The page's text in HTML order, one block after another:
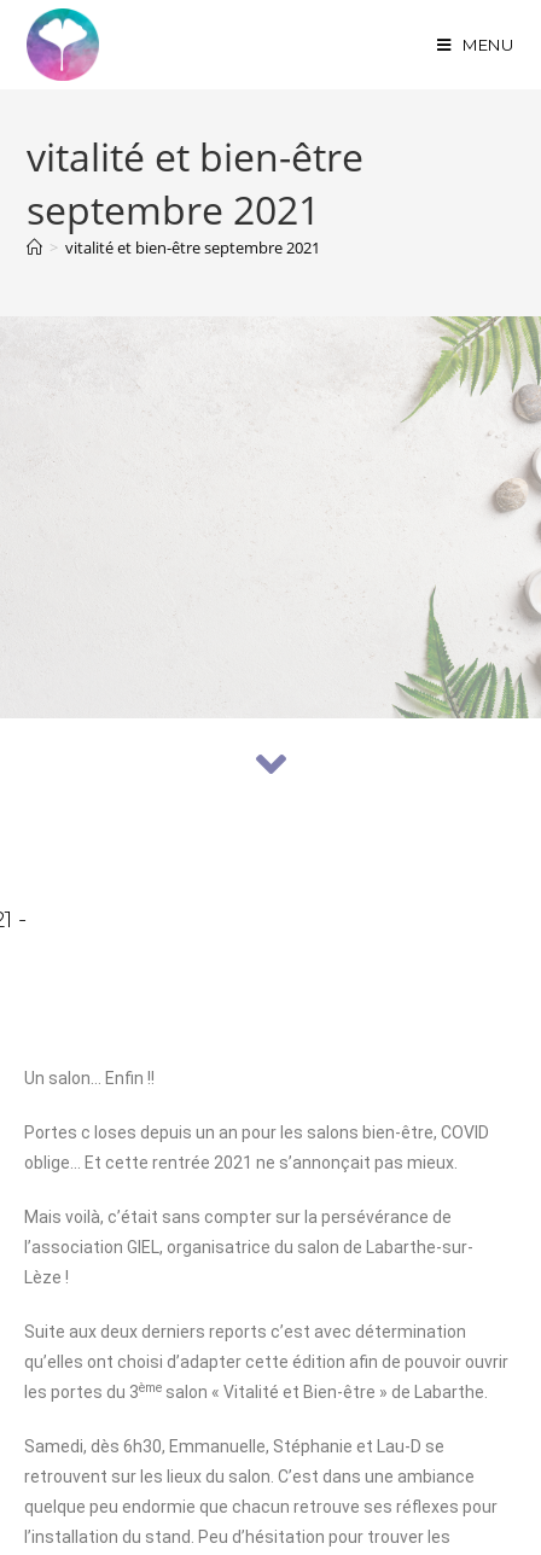
MENU
vitalité et bien-être
septembre 2021
> vitalité et bien-être septembre 2021
-
Un salon… Enfin !!
Portes c loses depuis un an pour les salons bien-être, COVID
oblige… Et cette rentrée 2021 ne s’annonçait pas mieux.
Mais voilà, c’était sans compter sur la persévérance de
l’association GIEL, organisatrice du salon de Labarthe-sur-
Lèze !
Suite aux deux derniers reports c’est avec détermination
qu’elles ont choisi d’adapter cette édition afin de pouvoir ouvrir
les portes du 3ème salon « Vitalité et Bien-être » de Labarthe.
Samedi, dès 6h30, Emmanuelle, Stéphanie et Lau-D se
retrouvent sur les lieux du salon. C’est dans une ambiance
quelque peu endormie que chacun retrouve ses réflexes pour
l’installation du stand. Peu d’hésitation pour trouver les